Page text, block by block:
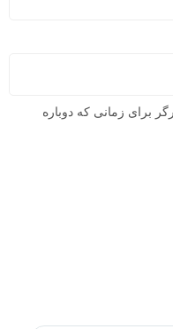
برای زمانی که دوباره